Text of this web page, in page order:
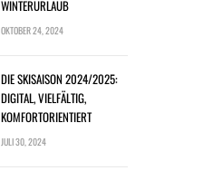
WINTERURLAUB
OKTOBER 24, 2024
DIE SKISAISON 2024/2025:
DIGITAL, VIELFÄLTIG,
KOMFORTORIENTIERT
JULI 30, 2024